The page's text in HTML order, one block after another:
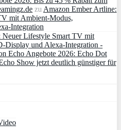
zu Amazon Ember Artline:
mit Ambient‑Modus,
Lifestyle Smart TV mit
und Alexa‑Integration -
Echo Angebote 2026: Echo Dot
Show jetzt deutlich günstiger für